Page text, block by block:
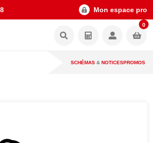
Mon espace pro
0
SCHÉMAS & NOTICESPROMOS